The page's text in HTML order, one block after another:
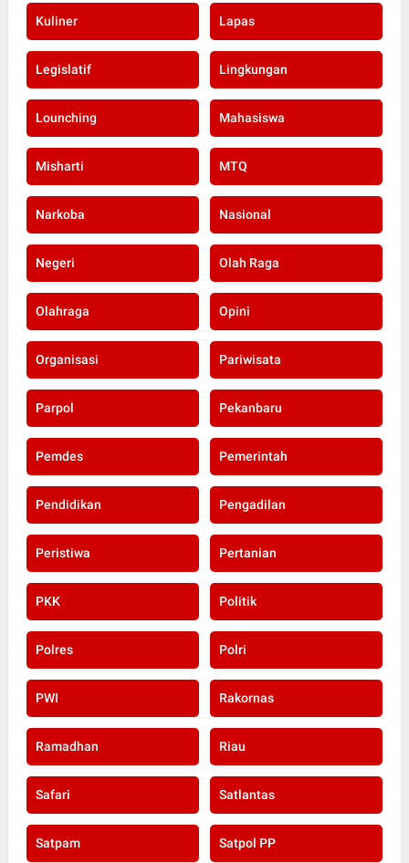
Kuliner Lapas
Legislatif Lingkungan
Lounching Mahasiswa
Misharti MTQ
Narkoba Nasional
Negeri Olah Raga
Olahraga Opini
Organisasi Pariwisata
Parpol Pekanbaru
Pemdes Pemerintah
Pendidikan Pengadilan
Peristiwa Pertanian
PKK Politik
Polres Polri
PWI Rakornas
Ramadhan Riau
Safari Satlantas
Satpam Satpol PP